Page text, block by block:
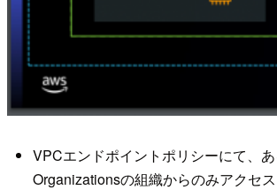
VPCエンドポイントポリシーにて、
Organizationsの組織からのみアクセ